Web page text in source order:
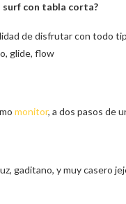
surf con tabla corta?
de disfrutar con todo
glide, flow
monitor, a dos pasos de
gaditano, y muy casero